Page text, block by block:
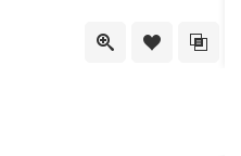
Quick ViewToevoegen